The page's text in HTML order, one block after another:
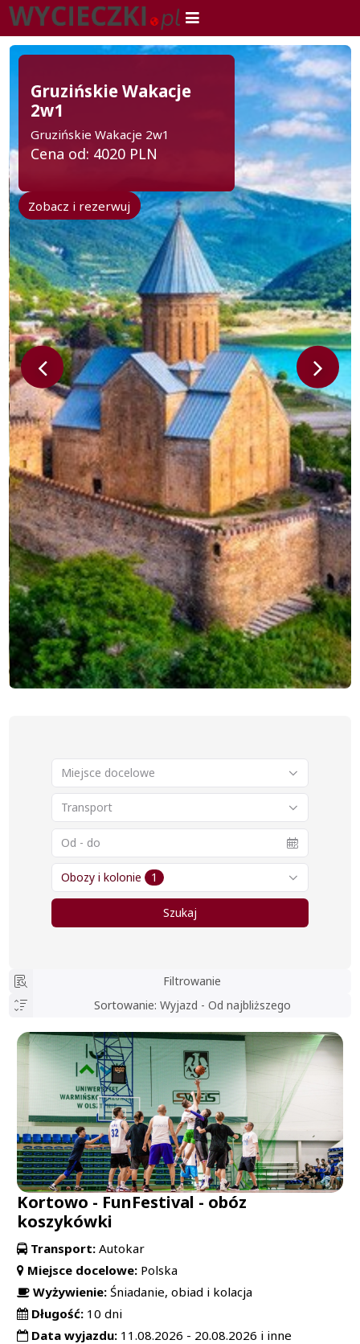
Gruzińskie Wakacje
2w1
Gruzińskie Wakacje 2w1
Cena od: 4020 PLN
Zobacz i rezerwuj
Miejsce docelowe
Transport
Obozy i kolonie 1
Szukaj
Filtrowanie
Sortowanie: Wyjazd - Od najbliższego
Kortowo - FunFestival - obóz
koszykówki
Transport: Autokar
Miejsce docelowe: Polska
Wyżywienie: Śniadanie, obiad i kolacja
Długość: 10 dni
Data wyjazdu: 11.08.2026 - 20.08.2026 i inne